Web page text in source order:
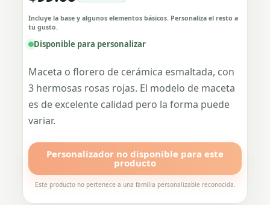
Incluye la base y algunos elementos básicos. Personaliza el resto a
tu gusto.
Disponible para personalizar
Maceta o florero de cerámica esmaltada, con
3 hermosas rosas rojas. El modelo de maceta
es de excelente calidad pero la forma puede
variar.
Personalizador no disponible para este
producto
Este producto no pertenece a una familia personalizable reconocida.